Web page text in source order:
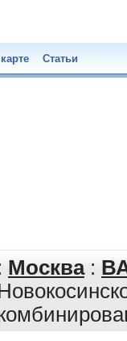
Статьи
Москва: